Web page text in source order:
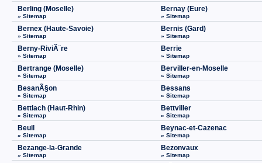
Berling (Moselle)
» Sitemap
Bernay (Eure)
» Sitemap
Bernex (Haute-Savoie)
» Sitemap
Bernis (Gard)
» Sitemap
Berny-RiviÃ¨re
» Sitemap
Berrie
» Sitemap
Bertrange (Moselle)
» Sitemap
Berviller-en-Moselle
» Sitemap
BesanÃ§on
» Sitemap
Bessans
» Sitemap
Bettlach (Haut-Rhin)
» Sitemap
Bettviller
» Sitemap
Beuil
» Sitemap
Beynac-et-Cazenac
» Sitemap
Bezange-la-Grande
» Sitemap
Bezonvaux
» Sitemap